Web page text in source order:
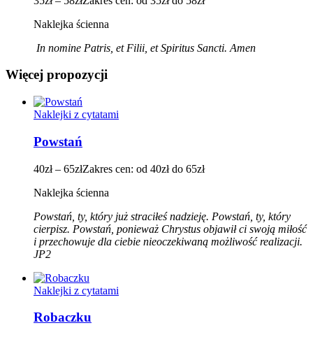
Naklejka ścienna
In nomine Patris, et Filii, et Spiritus Sancti. Amen
Więcej propozycji
Naklejki z cytatami
Powstań
40zł – 65złZakres cen: od 40zł do 65zł
Naklejka ścienna
Powstań, ty, który już straciłeś nadzieję. Powstań, ty, który
cierpisz. Powstań, ponieważ Chrystus objawił ci swoją miłość
i przechowuje dla ciebie nieoczekiwaną możliwość realizacji.
JP2
Naklejki z cytatami
Robaczku